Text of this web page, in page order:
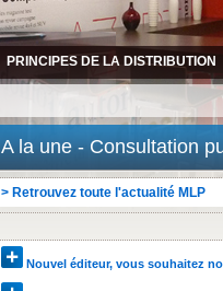
PRINCIPES DE LA DISTRIBUTION
A la une - Consultation
> Retrouvez toute l'actualité MLP
Nouvel éditeur, vous souhaitez